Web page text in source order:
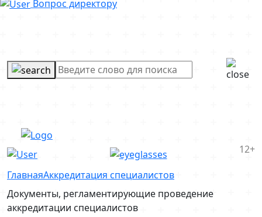
Вопрос директору
12+
ГлавнаяАккредитация специалистов
Документы, регламентирующие проведение
аккредитации специалистов